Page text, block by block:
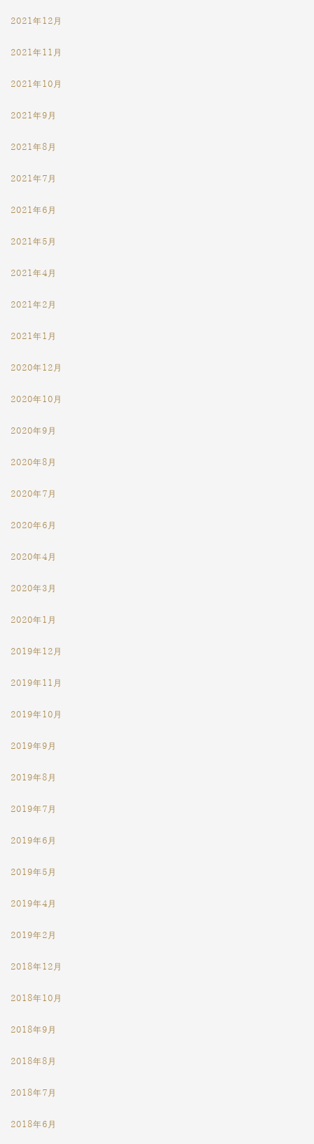
2021年12月
2021年11月
2021年10月
2021年9月
2021年8月
2021年7月
2021年6月
2021年5月
2021年4月
2021年2月
2021年1月
2020年12月
2020年10月
2020年9月
2020年8月
2020年7月
2020年6月
2020年4月
2020年3月
2020年1月
2019年12月
2019年11月
2019年10月
2019年9月
2019年8月
2019年7月
2019年6月
2019年5月
2019年4月
2019年2月
2018年12月
2018年10月
2018年9月
2018年8月
2018年7月
2018年6月